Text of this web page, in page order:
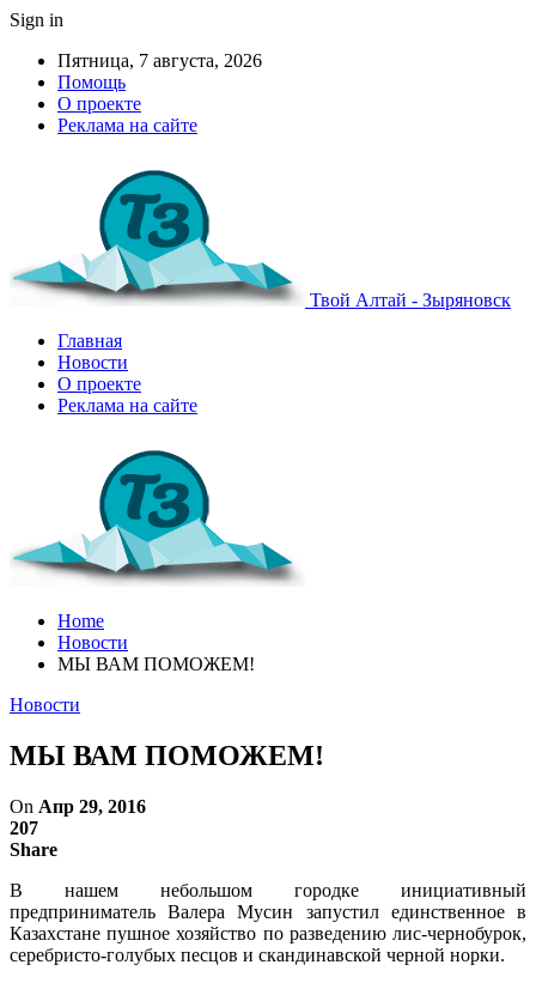
Sign in
Пятница, 7 августа, 2026
Помощь
О проекте
Реклама на сайте
Твой Алтай - Зыряновск
Главная
Новости
О проекте
Реклама на сайте
Home
Новости
МЫ ВАМ ПОМОЖЕМ!
Новости
МЫ ВАМ ПОМОЖЕМ!
On Апр 29, 2016
207
Share
В нашем небольшом городке инициативный
предприниматель Валера Мусин запустил единственное в
Казахстане пушное хозяйство по разведению лис-чернобурок,
серебристо-голубых песцов и скандинавской черной норки.